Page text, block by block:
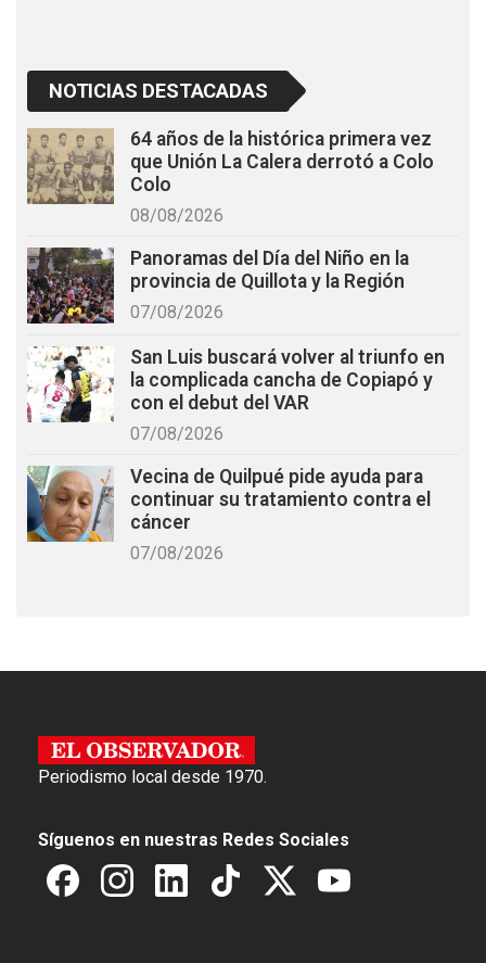
NOTICIAS DESTACADAS
64 años de la histórica primera vez
que Unión La Calera derrotó a Colo
Colo
08/08/2026
Panoramas del Día del Niño en la
provincia de Quillota y la Región
07/08/2026
San Luis buscará volver al triunfo en
la complicada cancha de Copiapó y
con el debut del VAR
07/08/2026
Vecina de Quilpué pide ayuda para
continuar su tratamiento contra el
cáncer
07/08/2026
Periodismo local desde 1970.
Síguenos en nuestras Redes Sociales